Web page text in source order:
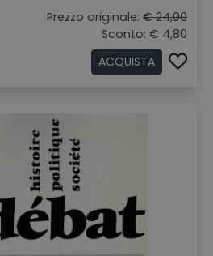
Prezzo originale: € 24,00
Sconto: € 4,80
ACQUISTA